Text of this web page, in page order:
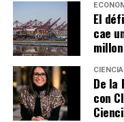
El
cae
De la
con